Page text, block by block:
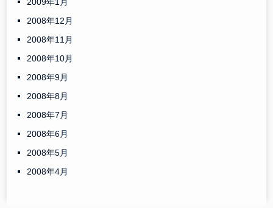
2009年1月
2008年12月
2008年11月
2008年10月
2008年9月
2008年8月
2008年7月
2008年6月
2008年5月
2008年4月